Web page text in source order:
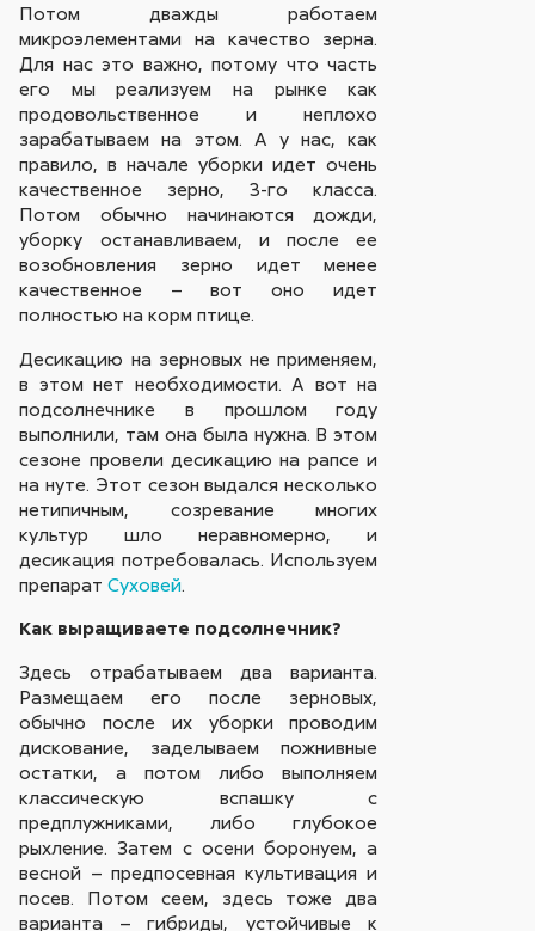
Потом дважды работаем
микроэлементами на качество зерна.
Для нас это важно, потому что часть
его мы реализуем на рынке как
продовольственное и неплохо
зарабатываем на этом. А у нас, как
правило, в начале уборки идет очень
качественное зерно, 3-го класса.
Потом обычно начинаются дожди,
уборку останавливаем, и после ее
возобновления зерно идет менее
качественное – вот оно идет
полностью на корм птице.
Десикацию на зерновых не применяем,
в этом нет необходимости. А вот на
подсолнечнике в прошлом году
выполнили, там она была нужна. В этом
сезоне провели десикацию на рапсе и
на нуте. Этот сезон выдался несколько
нетипичным, созревание многих
культур шло неравномерно, и
десикация потребовалась. Используем
препаратСуховей.
Как выращиваете подсолнечник?
Здесь отрабатываем два варианта.
Размещаем его после зерновых,
обычно после их уборки проводим
дискование, заделываем пожнивные
остатки, а потом либо выполняем
классическую вспашку с
предплужниками, либо глубокое
рыхление. Затем с осени боронуем, а
весной – предпосевная культивация и
посев. Потом сеем, здесь тоже два
варианта – гибриды, устойчивые к